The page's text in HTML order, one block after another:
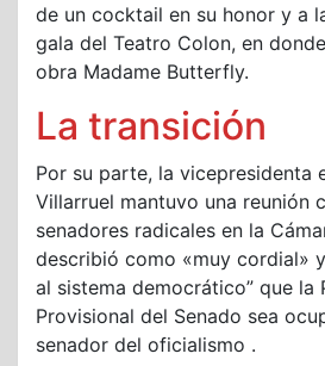
de un cocktail en su honor y a
gala del Teatro Colon, en
obra Madame Butterfly.
La transición
Por su parte, la vicepresidenta
Villarruel mantuvo una reunión
senadores radicales en la
describió como «muy cordial»
al sistema democrático” que la
Provisional del Senado sea
senador del oficialismo .